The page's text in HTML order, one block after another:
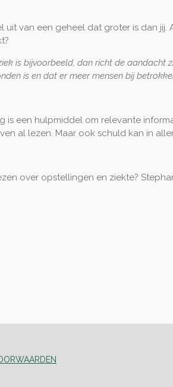
uit van een geheel dat groter is dan
is bijvoorbeeld, dan richt de
is en dat er meer mensen bij
is een hulpmiddel om relevante
al lezen. Maar ook schuld kan in
over opstellingen en ziekte?